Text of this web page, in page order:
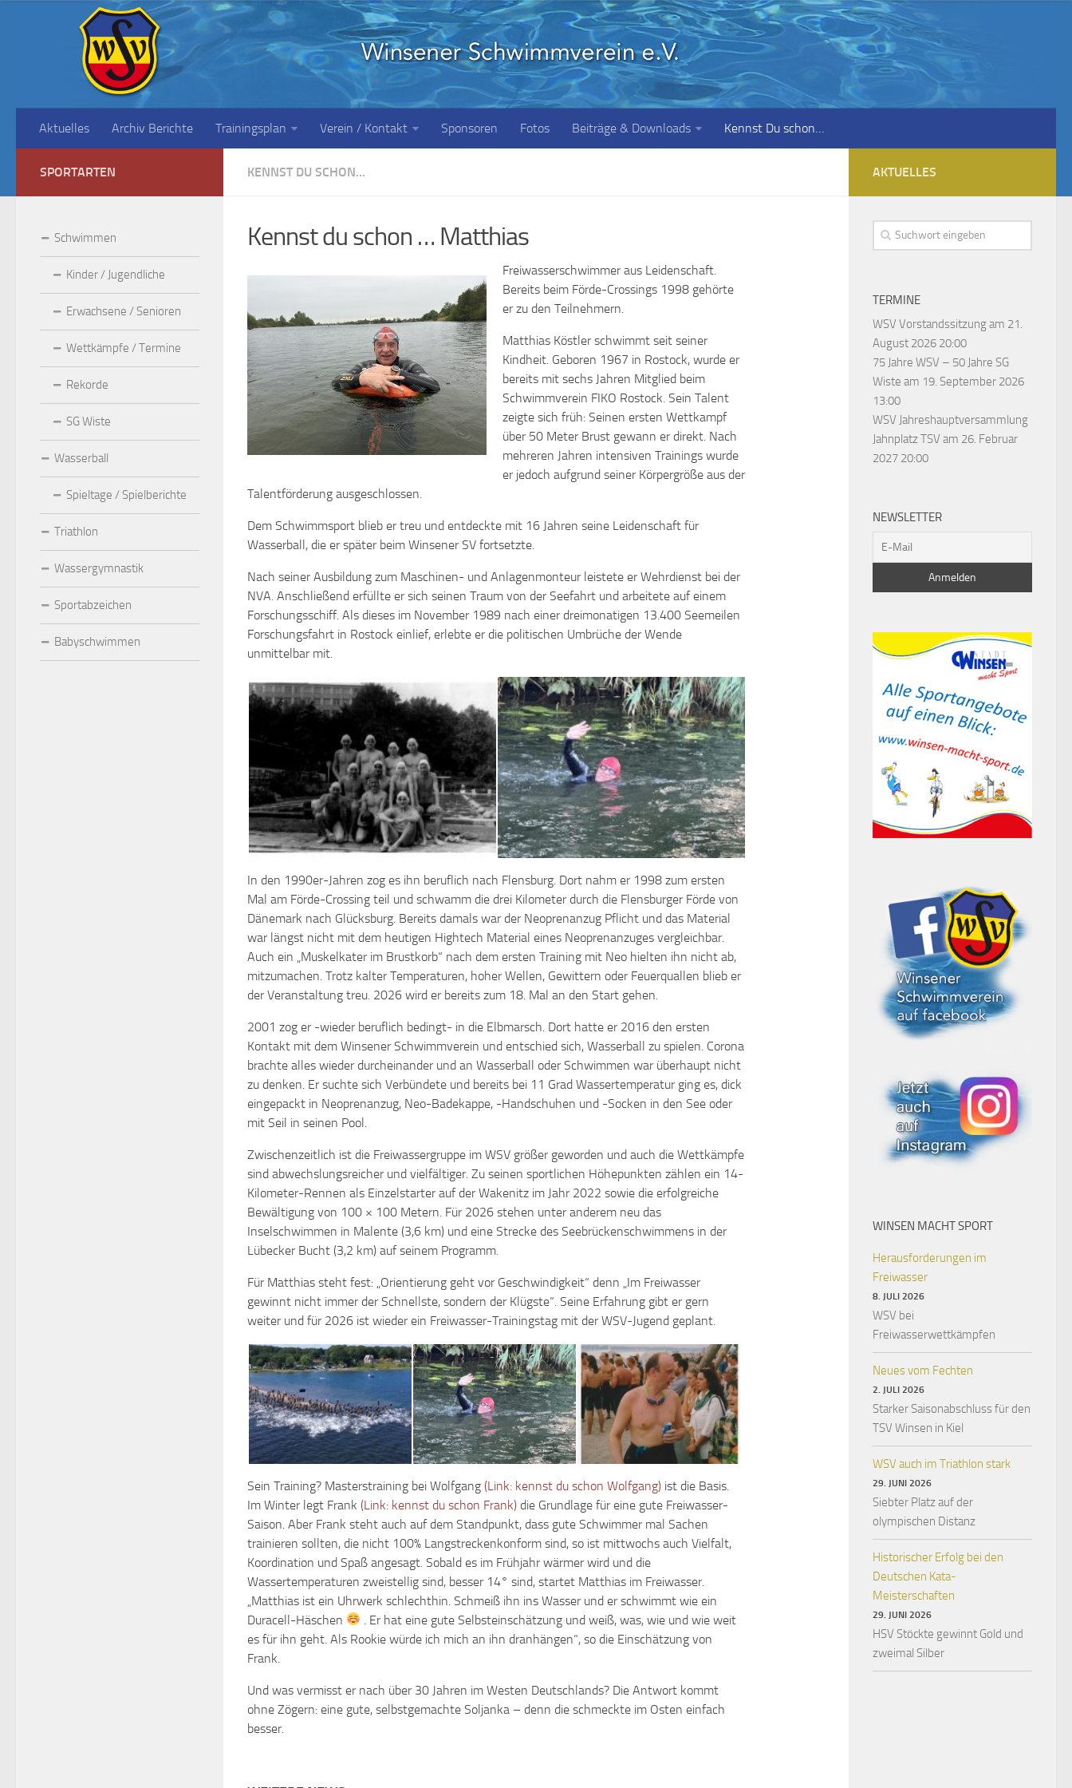
Aktuelles Archiv Berichte Trainingsplan Verein / Kontakt Sponsoren Fotos Beiträge & Downloads Kennst Du schon…
KENNST DU SCHON...
Kennst du schon … Matthias
Freiwasserschwimmer aus Leidenschaft.
Bereits beim Förde-Crossings 1998 gehörte
er zu den Teilnehmern.
Matthias Köstler schwimmt seit seiner
Kindheit. Geboren 1967 in Rostock, wurde er
bereits mit sechs Jahren Mitglied beim
Schwimmverein FIKO Rostock. Sein Talent
zeigte sich früh: Seinen ersten Wettkampf
über 50 Meter Brust gewann er direkt. Nach
mehreren Jahren intensiven Trainings wurde
er jedoch aufgrund seiner Körpergröße aus der
Talentförderung ausgeschlossen.
Dem Schwimmsport blieb er treu und entdeckte mit 16 Jahren seine Leidenschaft für
Wasserball, die er später beim Winsener SV fortsetzte.
Nach seiner Ausbildung zum Maschinen- und Anlagenmonteur leistete er Wehrdienst bei der
NVA. Anschließend erfüllte er sich seinen Traum von der Seefahrt und arbeitete auf einem
Forschungsschiff. Als dieses im November 1989 nach einer dreimonatigen 13.400 Seemeilen
Forschungsfahrt in Rostock einlief, erlebte er die politischen Umbrüche der Wende
unmittelbar mit.
In den 1990er-Jahren zog es ihn beruflich nach Flensburg. Dort nahm er 1998 zum ersten
Mal am Förde-Crossing teil und schwamm die drei Kilometer durch die Flensburger Förde von
Dänemark nach Glücksburg. Bereits damals war der Neoprenanzug Pflicht und das Material
war längst nicht mit dem heutigen Hightech Material eines Neoprenanzuges vergleichbar.
Auch ein „Muskelkater im Brustkorb“ nach dem ersten Training mit Neo hielten ihn nicht ab,
mitzumachen. Trotz kalter Temperaturen, hoher Wellen, Gewittern oder Feuerquallen blieb er
der Veranstaltung treu. 2026 wird er bereits zum 18. Mal an den Start gehen.
2001 zog er -wieder beruflich bedingt- in die Elbmarsch. Dort hatte er 2016 den ersten
Kontakt mit dem Winsener Schwimmverein und entschied sich, Wasserball zu spielen. Corona
brachte alles wieder durcheinander und an Wasserball oder Schwimmen war überhaupt nicht
zu denken. Er suchte sich Verbündete und bereits bei 11 Grad Wassertemperatur ging es, dick
eingepackt in Neoprenanzug, Neo-Badekappe, -Handschuhen und -Socken in den See oder
mit Seil in seinen Pool.
Zwischenzeitlich ist die Freiwassergruppe im WSV größer geworden und auch die Wettkämpfe
sind abwechslungsreicher und vielfältiger. Zu seinen sportlichen Höhepunkten zählen ein 14-
Kilometer-Rennen als Einzelstarter auf der Wakenitz im Jahr 2022 sowie die erfolgreiche
Bewältigung von 100 × 100 Metern. Für 2026 stehen unter anderem neu das
Inselschwimmen in Malente (3,6 km) und eine Strecke des Seebrückenschwimmens in der
Lübecker Bucht (3,2 km) auf seinem Programm.
Für Matthias steht fest: „Orientierung geht vor Geschwindigkeit“ denn „Im Freiwasser
gewinnt nicht immer der Schnellste, sondern der Klügste“. Seine Erfahrung gibt er gern
weiter und für 2026 ist wieder ein Freiwasser-Trainingstag mit der WSV-Jugend geplant.
Sein Training? Masterstraining bei Wolfgang (Link: kennst du schon Wolfgang) ist die Basis.
Im Winter legt Frank (Link: kennst du schon Frank) die Grundlage für eine gute Freiwasser-
Saison. Aber Frank steht auch auf dem Standpunkt, dass gute Schwimmer mal Sachen
trainieren sollten, die nicht 100% Langstreckenkonform sind, so ist mittwochs auch Vielfalt,
Koordination und Spaß angesagt. Sobald es im Frühjahr wärmer wird und die
Wassertemperaturen zweistellig sind, besser 14° sind, startet Matthias im Freiwasser.
„Matthias ist ein Uhrwerk schlechthin. Schmeiß ihn ins Wasser und er schwimmt wie ein
Duracell-Häschen
. Er hat eine gute Selbsteinschätzung und weiß, was, wie und wie weit
es für ihn geht. Als Rookie würde ich mich an ihn dranhängen“, so die Einschätzung von
Frank.
Und was vermisst er nach über 30 Jahren im Westen Deutschlands? Die Antwort kommt
ohne Zögern: eine gute, selbstgemachte Soljanka – denn die schmeckte im Osten einfach
besser.
SPORTARTEN
Schwimmen
Kinder / Jugendliche
Erwachsene / Senioren
Wettkämpfe / Termine
Rekorde
SG Wiste
Wasserball
Spieltage / Spielberichte
Triathlon
Wassergymnastik
Sportabzeichen
Babyschwimmen
AKTUELLES
TERMINE
WSV Vorstandssitzungam 21.
August 2026 20:00
75 Jahre WSV – 50 Jahre SG
Wiste am 19. September 2026
13:00
WSV Jahreshauptversammlung
Jahnplatz TSV am 26. Februar
2027 20:00
NEWSLETTER
WINSEN MACHT SPORT
Herausforderungen im
Freiwasser
8. JULI 2026
WSV bei
Freiwasserwettkämpfen
Neues vom Fechten
2. JULI 2026
Starker Saisonabschluss für den
TSV Winsen in Kiel
WSV auch im Triathlon stark
29. JUNI 2026
Siebter Platz auf der
olympischen Distanz
Historischer Erfolg bei den
Deutschen Kata-
Meisterschaften
29. JUNI 2026
HSV Stöckte gewinnt Gold und
zweimal Silber